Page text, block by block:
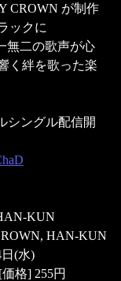
CROWN が制作
ックに
無二の歌声が心
く絆を歌った楽
シングル配信開
KUN
HAN-KUN
(水)
格] 255円